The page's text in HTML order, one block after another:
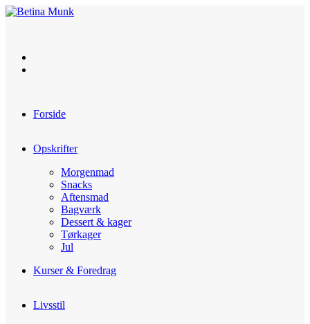
Skip
Forside
Opskrifter
Morgenmad
Snacks
Aftensmad
Bagværk
Dessert & kager
Tørkager
Jul
Kurser & Foredrag
Livsstil